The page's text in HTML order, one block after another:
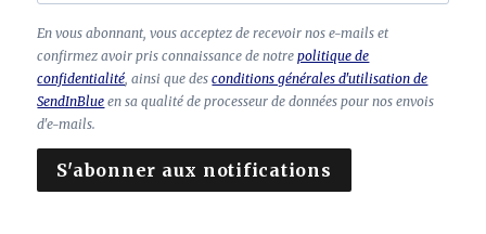
C
h
a
m
p
à
En vous abonnant, vous acceptez de recevoir nos e-mails et
confirmez avoir pris connaissance de notrepolitique de
confidentialité, ainsi que desconditions générales d'utilisation de
SendInBlue en sa qualité de processeur de données pour nos envois
d'e-mails.
S'abonner aux notifications